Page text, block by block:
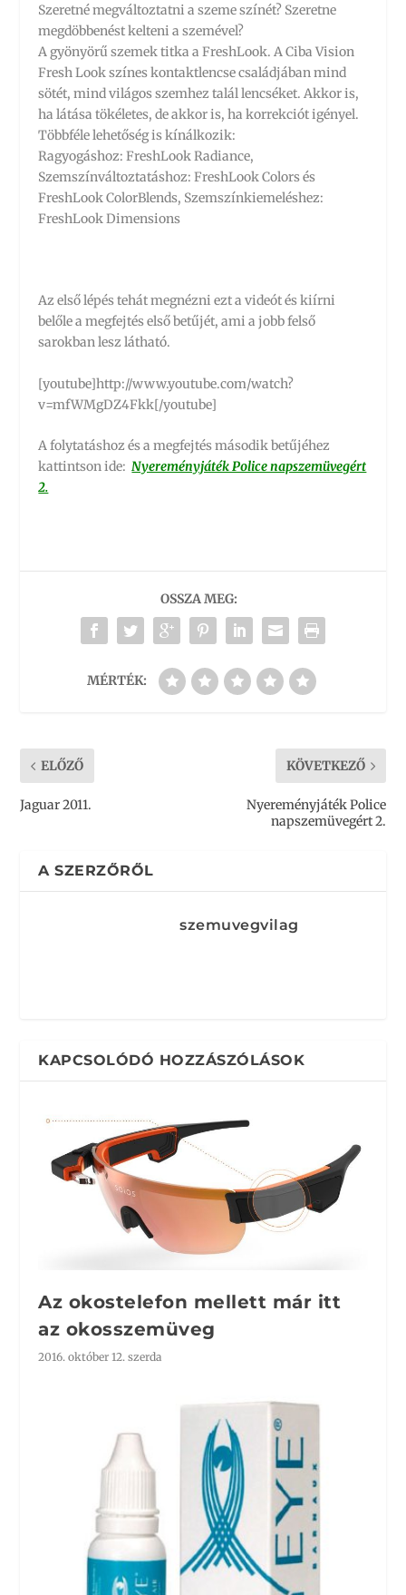
Szeretné megváltoztatni a szeme színét? Szeretne
megdöbbenést kelteni a szemével?
A gyönyörű szemek titka a FreshLook. A Ciba Vision
Fresh Look színes kontaktlencse családjában mind
sötét, mind világos szemhez talál lencséket. Akkor is,
ha látása tökéletes, de akkor is, ha korrekciót igényel.
Többféle lehetőség is kínálkozik:
Ragyogáshoz: FreshLook Radiance,
Szemszínváltoztatáshoz: FreshLook Colors és
FreshLook ColorBlends, Szemszínkiemeléshez:
FreshLook Dimensions
Az első lépés tehát megnézni ezt a videót és kiírni
belőle a megfejtés első betűjét, ami a jobb felső
sarokban lesz látható.
[youtube]http://www.youtube.com/watch?
v=mfWMgDZ4Fkk[/youtube]
A folytatáshoz és a megfejtés második betűjéhez
kattintson ide:Nyereményjáték Police napszemüvegért
2.
OSSZA MEG:
MÉRTÉK:
ELŐZŐ
Jaguar 2011.
KÖVETKEZŐ
Nyereményjáték Police
napszemüvegért 2.
A SZERZŐRŐL
szemuvegvilag
KAPCSOLÓDÓ HOZZÁSZÓLÁSOK
Az okostelefon mellett már itt
az okosszemüveg
2016. október 12. szerda